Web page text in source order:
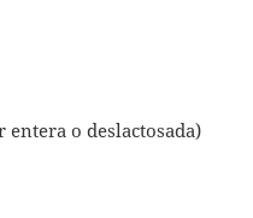
entera o deslactosada)